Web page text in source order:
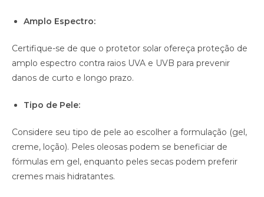
Amplo Espectro:
Certifique-se de que o protetor solar ofereça proteção de
amplo espectro contra raios UVA e UVB para prevenir
danos de curto e longo prazo.
Tipo de Pele:
Considere seu tipo de pele ao escolher a formulação (gel,
creme, loção). Peles oleosas podem se beneficiar de
fórmulas em gel, enquanto peles secas podem preferir
cremes mais hidratantes.